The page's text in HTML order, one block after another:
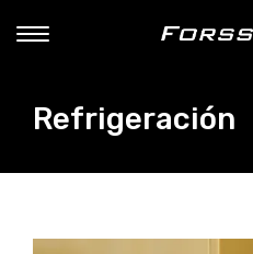
Refrigeración